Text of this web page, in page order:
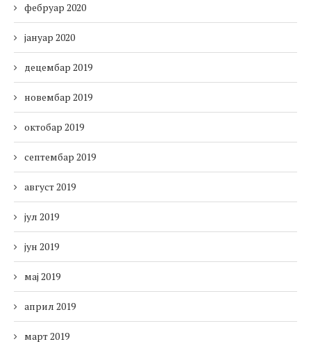
фебруар 2020
јануар 2020
децембар 2019
новембар 2019
октобар 2019
септембар 2019
август 2019
јул 2019
јун 2019
мај 2019
април 2019
март 2019